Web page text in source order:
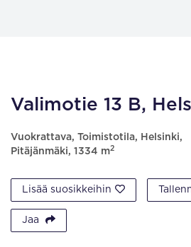
Valimotie 13 B,
Vuokrattava, Toimistotila, Helsinki,
Pitäjänmäki, 1334 m2
Lisää suosikkeihin
Jaa